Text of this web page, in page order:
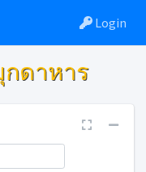
Login
ดาหาร